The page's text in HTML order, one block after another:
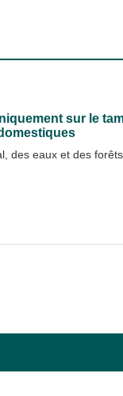
sur le
des eaux et des